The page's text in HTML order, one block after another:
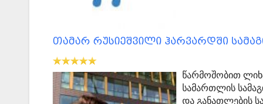
თამარ რუსიეშვილი ჰარვარდში
წარმოშობით
სამართლის
და განათლების